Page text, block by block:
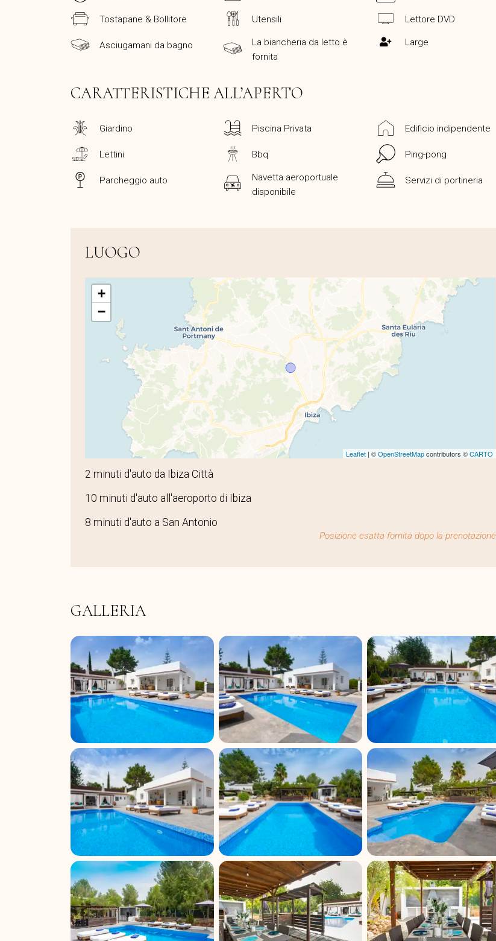
Tostapane & Bollitore Utensili Lettore DVD
Asciugamani da bagno
La biancheria da letto è
fornita
Large
CARATTERISTICHE ALL’APERTO
Giardino Piscina Privata Edificio indipendente
Lettini Bbq Ping-pong
Parcheggio auto
Navetta aeroportuale
disponibile
Servizi di portineria
LUOGO
+
−
Leaflet | ©OpenStreetMapcontributors ©CARTO
2 minuti d'auto da Ibiza Città
10 minuti d'auto all'aeroporto di Ibiza
8 minuti d'auto a San Antonio
Posizione esatta fornita dopo la prenotazione
GALLERIA